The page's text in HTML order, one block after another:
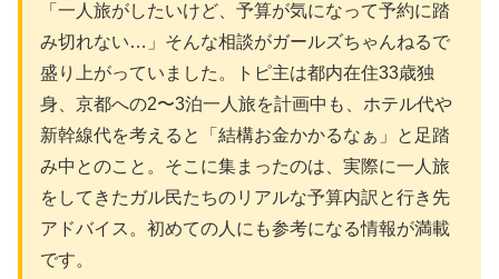
「一人旅がしたいけど、予算が気になって予約に踏
み切れない…」そんな相談がガールズちゃんねるで
盛り上がっていました。トピ主は都内在住33歳独
身、京都への2〜3泊一人旅を計画中も、ホテル代や
新幹線代を考えると「結構お金かかるなぁ」と足踏
み中とのこと。そこに集まったのは、実際に一人旅
をしてきたガル民たちのリアルな予算内訳と行き先
アドバイス。初めての人にも参考になる情報が満載
です。